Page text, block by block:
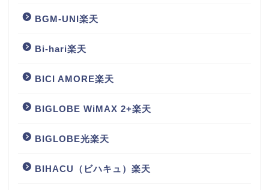
BGM‐UNI楽天
Bi-hari楽天
BICI AMORE楽天
BIGLOBE WiMAX 2+楽天
BIGLOBE光楽天
BIHACU（ビハキュ）楽天